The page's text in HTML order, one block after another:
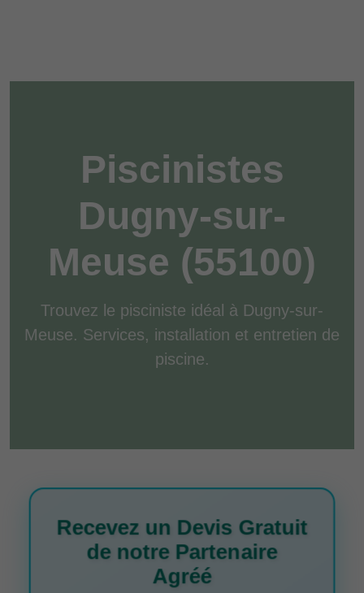
Piscinistes
Dugny-sur-
Meuse (55100)
Trouvez le pisciniste idéal à Dugny-sur-
Meuse. Services, installation et entretien de
piscine.
Recevez un Devis Gratuit
de notre Partenaire
Agréé